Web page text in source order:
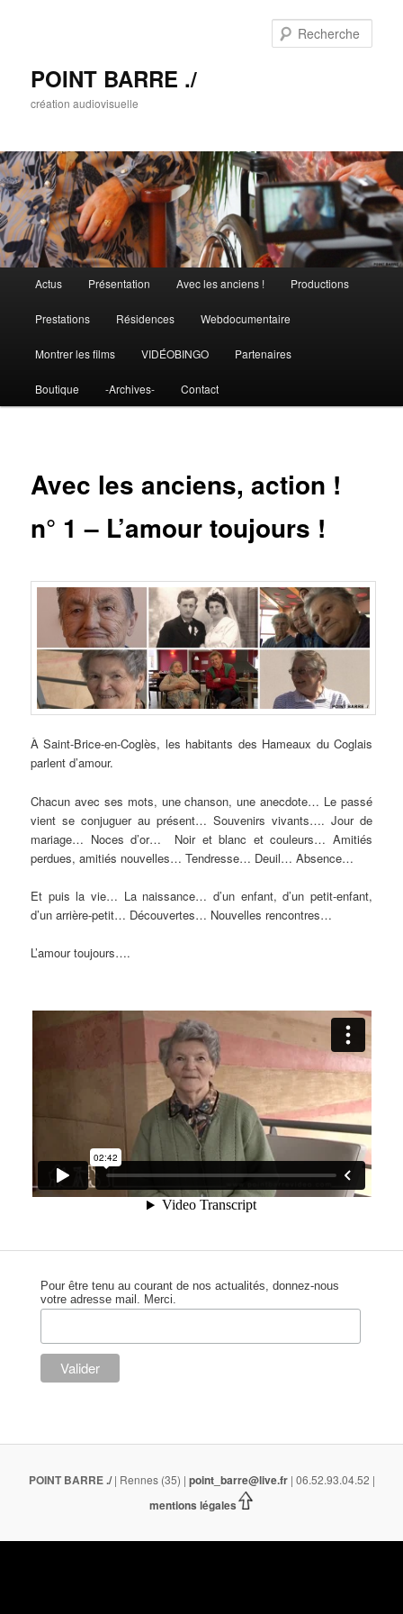
POINT BARRE ./
création audiovisuelle
Aller au contenu principal
Aller au contenu secondaire
Actus Présentation Avec les anciens ! Productions
Prestations Résidences Webdocumentaire
Montrer les films VIDÉOBINGO Partenaires
Boutique -Archives- Contact
Avec les anciens, action !
n° 1 – L’amour toujours !
À Saint-Brice-en-Coglès, les habitants des Hameaux du Coglais
parlent d’amour.
Chacun avec ses mots, une chanson, une anecdote… Le passé
vient se conjuguer au présent… Souvenirs vivants…. Jour de
mariage… Noces d’or… Noir et blanc et couleurs… Amitiés
perdues, amitiés nouvelles… Tendresse… Deuil… Absence…
Et puis la vie… La naissance… d’un enfant, d’un petit-enfant,
d’un arrière-petit… Découvertes… Nouvelles rencontres…
L’amour toujours….
Pour être tenu au courant de nos actualités, donnez-nous
votre adresse mail. Merci.
POINT BARRE./| Rennes (35) | point_barre@live.fr| 06.52.93.04.52 |
mentions légales